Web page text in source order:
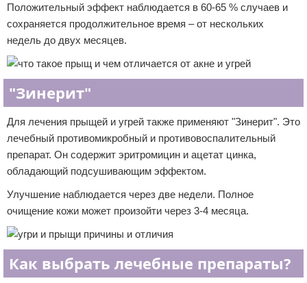
Положительный эффект наблюдается в 60-65 % случаев и
сохраняется продолжительное время – от нескольких
недель до двух месяцев.
"Зинерит"
Для лечения прыщей и угрей также применяют "Зинерит". Это
лечебный противомикробный и противовоспалительный
препарат. Он содержит эритромицин и ацетат цинка,
обладающий подсушивающим эффектом.
Улучшение наблюдается через две недели. Полное
очищение кожи может произойти через 3-4 месяца.
Как выбрать лечебные препараты?